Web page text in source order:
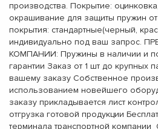
производства. Покрытие:
окрашивание для защиты пружин
покрытия: стандартные(черный,
индивидуально под ваш запрос.
КОМПАНИИ: Пружины в наличии и
гарантии Заказ от 1 шт до крупных
вашему заказу Собственное
использованием новейшего
заказу прикладывается лист
отгрузка готовой продукции
терминала транспортной